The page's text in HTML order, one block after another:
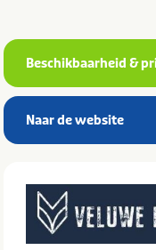
Beschikbaarheid &
Naar de website